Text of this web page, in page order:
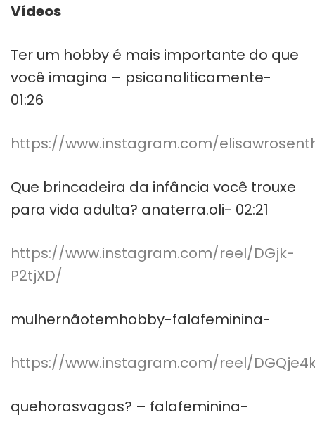
Vídeos
Ter um hobby é mais importante do que
você imagina – psicanaliticamente-
01:26
https://www.instagram.com/
Que brincadeira da infância você trouxe
para vida adulta? anaterra.oli- 02:21
https://www.instagram.com/reel/DGjk-
P2tjXD/
mulhernãotemhobby-falafeminina-
https://www.instagram.com/reel/
quehorasvagas? – falafeminina-